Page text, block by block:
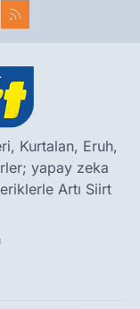
Kurtalan, Eruh,
yapay zeka
Artı Siirt